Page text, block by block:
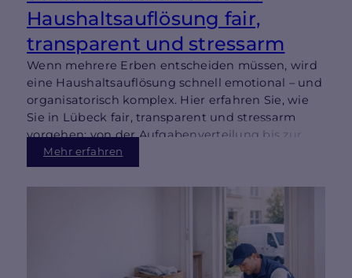
Haushaltsauflösung fair,
transparent und stressarm
Wenn mehrere Erben entscheiden müssen, wird
eine Haushaltsauflösung schnell emotional – und
organisatorisch komplex. Hier erfahren Sie, wie
Sie in Lübeck fair, transparent und stressarm
vorgehen: von der Aufgabenverteilung bis zur
Wertanrechnung und besenreinen Übergabe.
Mehr erfahren